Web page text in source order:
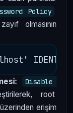
Policy
olmasının
Disable
root
erişim